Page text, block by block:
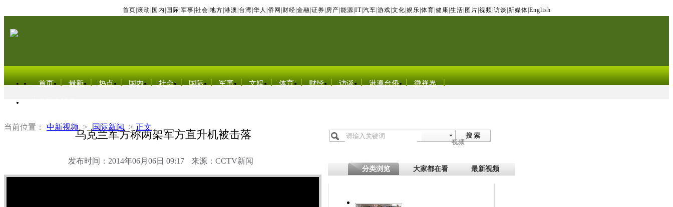
首页 滚动 国内 国际 军事 社会 地方 港澳 台湾 华人 侨网 财经 金融 证券 房产 能源 IT| 汽车 游戏 文化 娱乐 体育 健康 生活 图片 视频 访谈 新媒体 English
首页 最新 热点 国内 社会 国际 军事 文娱 体育 财经 访谈 港澳台侨 微视界
当前位置： 中新视频 > 国际新闻 > 正文
乌克兰军方称两架军方直升机被击落
发布时间：2014年06月06日 09:17 来源：CCTV新闻
搜 索
视频
分类浏览 大家都在看 最新视频